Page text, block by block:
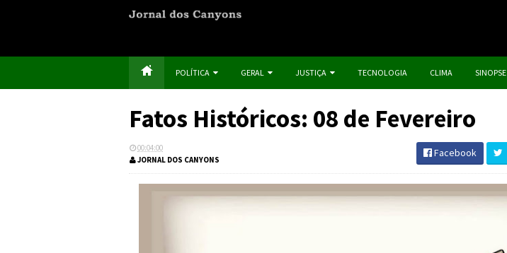
POLÍTICA GERAL JUSTIÇA TECNOLOGIA CLIMA SINOPSE
Fatos Históricos: 08 de Fevereiro
00:04:00
JORNAL DOS CANYONS
Facebook